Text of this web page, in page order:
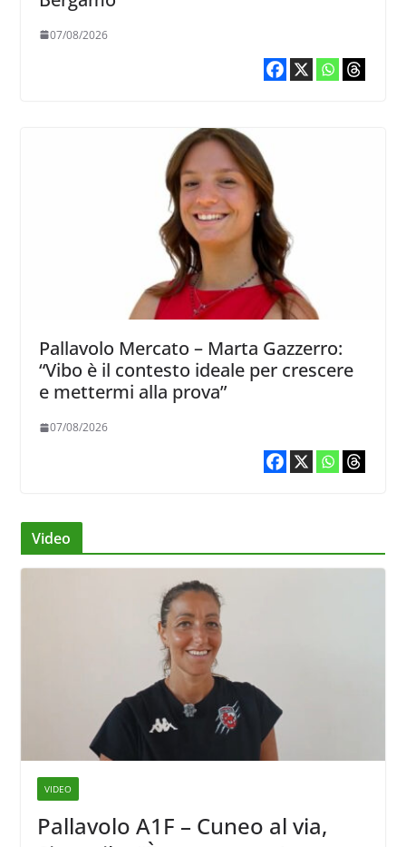
07/08/2026
Pallavolo Mercato – Marta Gazzerro:
“Vibo è il contesto ideale per crescere
e mettermi alla prova”
07/08/2026
Video
VIDEO
Pallavolo A1F – Cuneo al via,